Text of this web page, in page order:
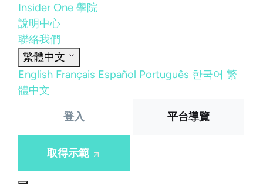
Insider One 學院
說明中心
聯絡我們
繁體中文
English Français Español Português 한국어 繁
體中文
登入 平台導覽
取得示範